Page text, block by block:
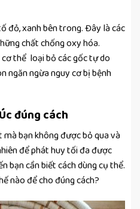
đỏ, xanh bên trong. Đây là các
chất chống oxy hóa.
thể loại bỏ các gốc tự do
ngăn ngừa nguy cơ bị bệnh
đúng cách
bạn không được bỏ qua và
để phát huy tối đa được
bạn cần biết cách dùng cụ thể.
nào để cho đúng cách?